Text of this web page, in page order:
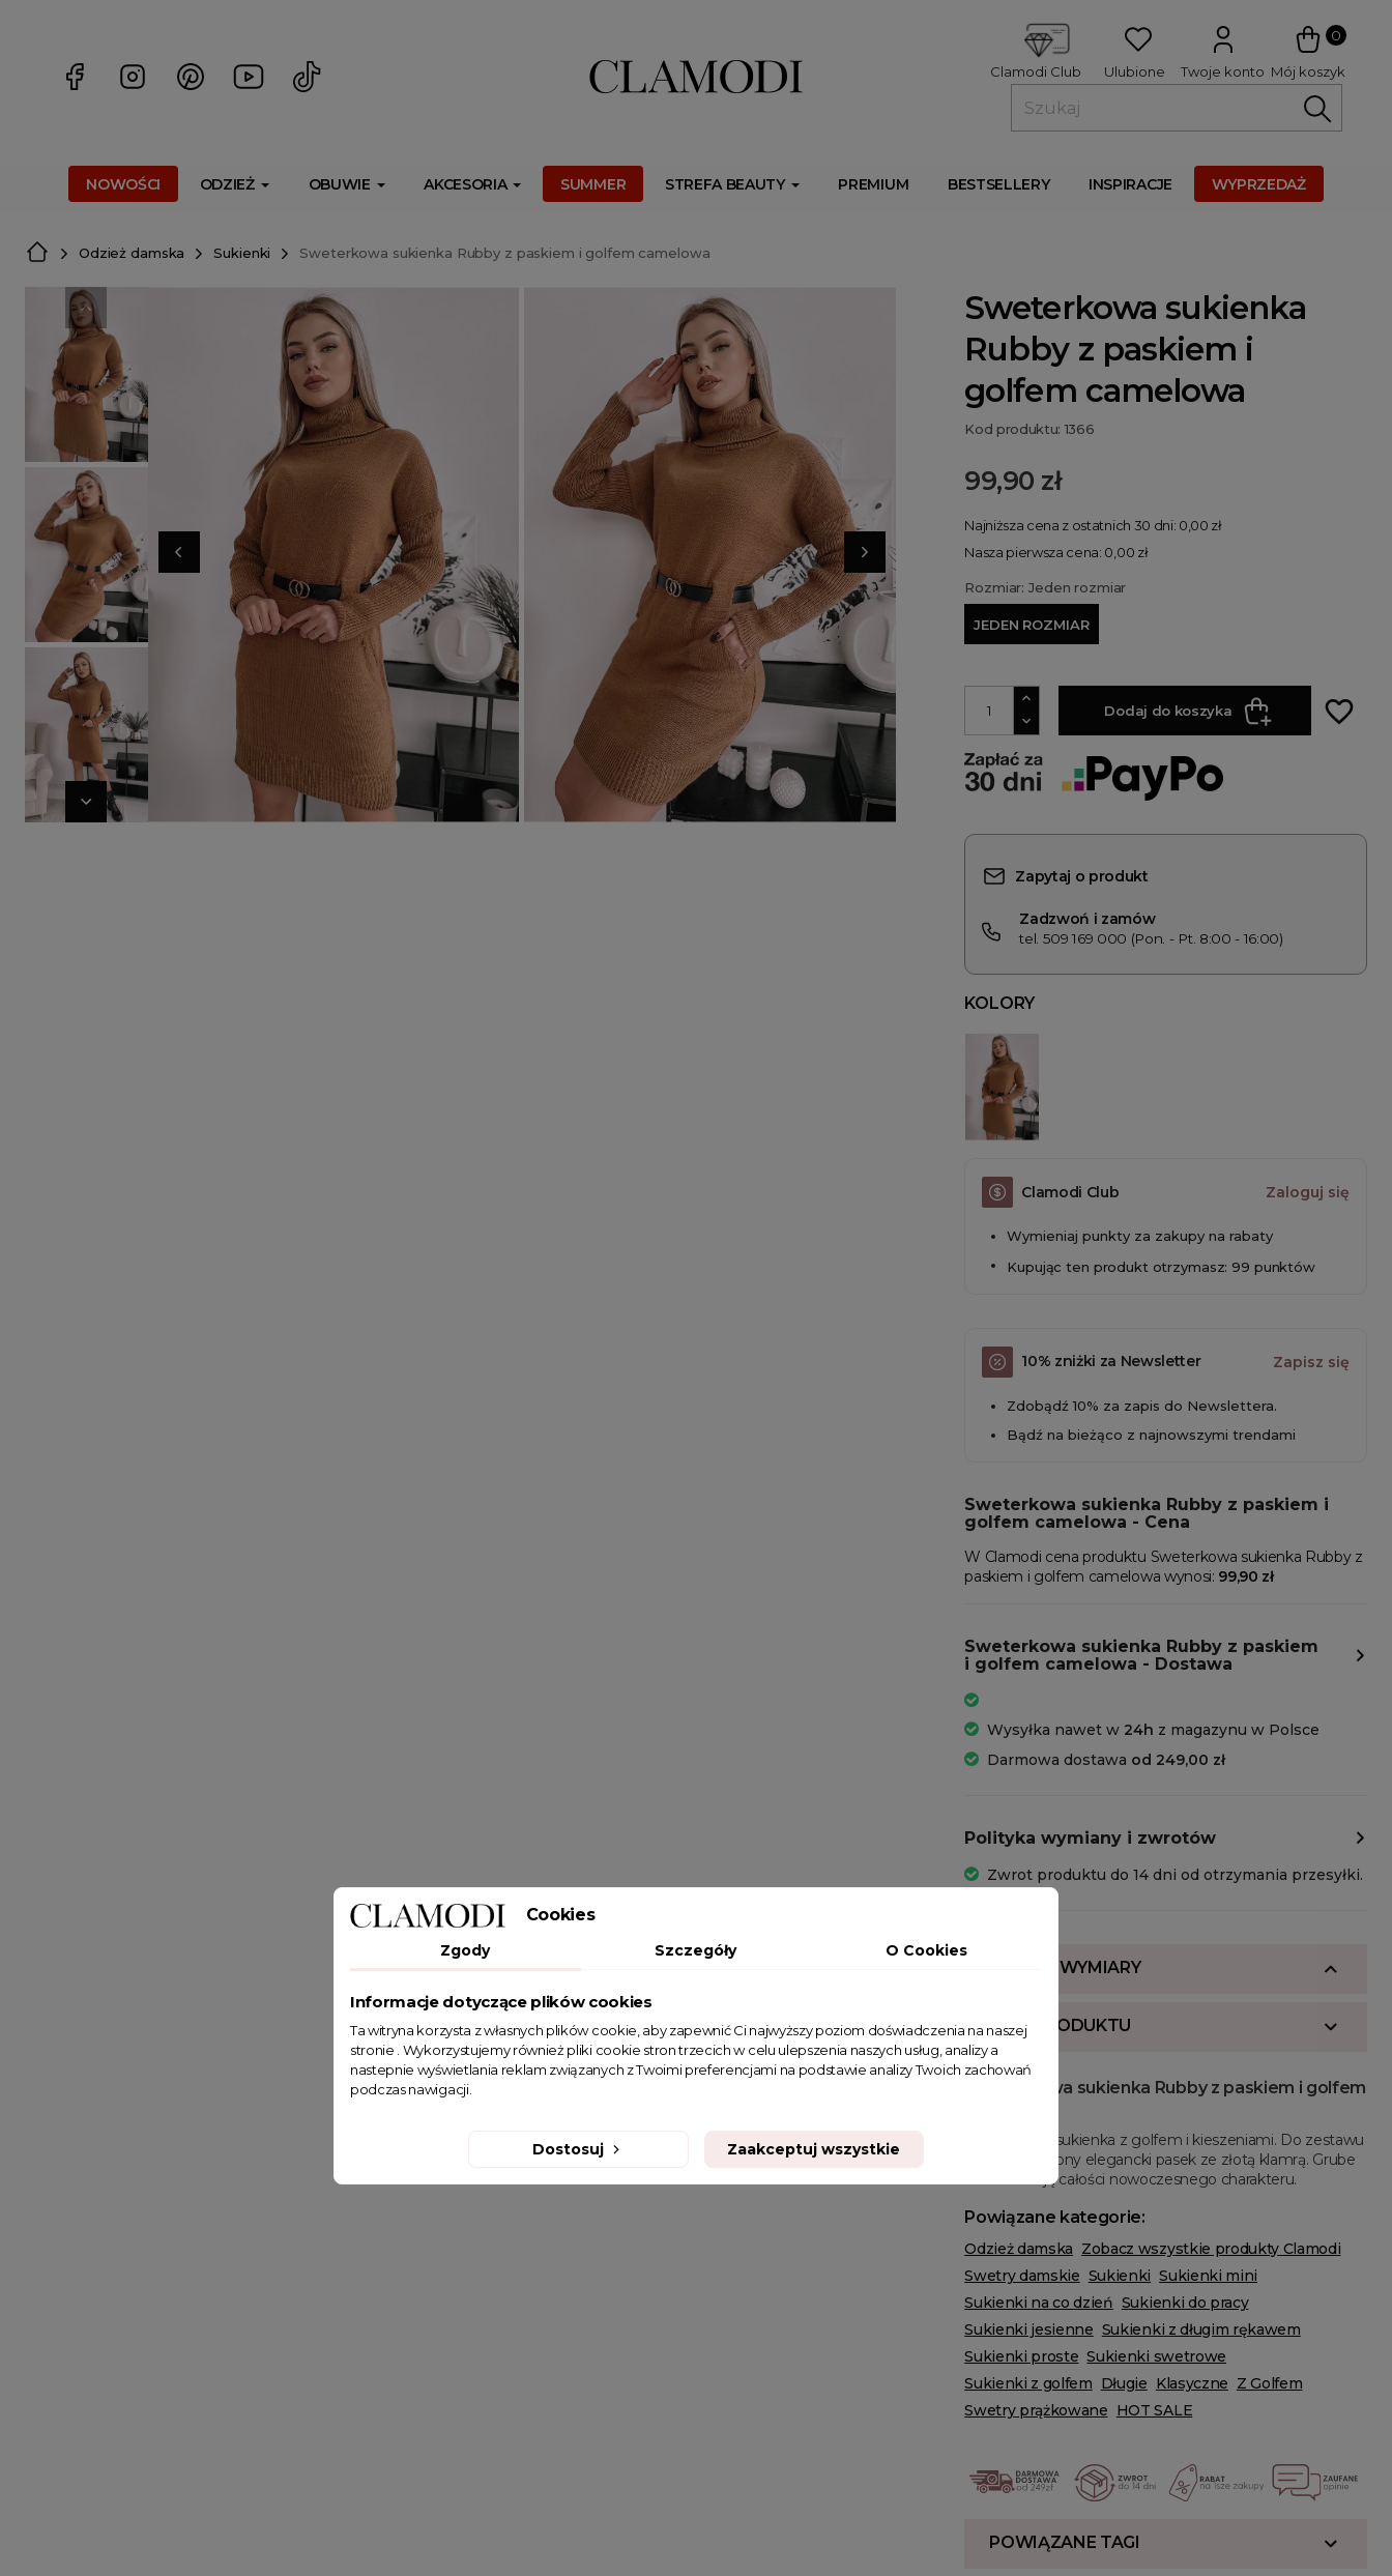
0
Mój koszyk
Twoje konto
Ulubione
Clamodi Club
NOWOŚCI ODZIEŻ OBUWIE AKCESORIA SUMMER STREFA BEAUTY PREMIUM BESTSELLERY INSPIRACJE WYPRZEDAŻ
Odzież damska Sukienki Sweterkowa sukienka Rubby z paskiem i golfem camelowa
Sweterkowa sukienka
Rubby z paskiem i
golfem camelowa
Kod produktu: 1366
99,90 zł
Najniższa cena z ostatnich 30 dni: 0,00 zł
Nasza pierwsza cena: 0,00 zł
Rozmiar: Jeden rozmiar
JEDEN ROZMIAR
Dodaj do koszyka favorite_border
Zapytaj o produkt
Zadzwoń i zamów
tel. 509 169 000 (Pon. - Pt. 8:00 - 16:00)
KOLORY
Clamodi Club Zaloguj się
Wymieniaj punkty za zakupy na rabaty
Kupując ten produkt otrzymasz: 99 punktów
10% zniżki za Newsletter Zapisz się
Zdobądź 10% za zapis do Newslettera.
Bądź na bieżąco z najnowszymi trendami
Sweterkowa sukienka Rubby z paskiem i
golfem camelowa - Cena
W Clamodi cena produktu Sweterkowa sukienka Rubby z
paskiem i golfem camelowa wynosi: 99,90 zł
Sweterkowa sukienka Rubby z paskiem
i golfem camelowa - Dostawa
Wysyłka nawet w 24h z magazynu w Polsce
Darmowa dostawa od 249,00 zł
Polityka wymiany i zwrotów
Zwrot produktu do 14 dni od otrzymania przesyłki.
SKŁAD I WYMIARY
OPIS PRODUKTU
Sweterkowa sukienka Rubby z paskiem i golfem
Sweterkowa sukienka z golfem i kieszeniami. Do zestawu
został dołączony elegancki pasek ze złotą klamrą. Grube
szlufki nadają całości nowoczesnego charakteru.
Powiązane kategorie:
Odzież damska Zobacz wszystkie produkty Clamodi
Swetry damskie Sukienki Sukienki mini
Sukienki na co dzień Sukienki do pracy
Sukienki jesienne Sukienki z długim rękawem
Sukienki proste Sukienki swetrowe
Sukienki z golfem Długie Klasyczne Z Golfem
Swetry prążkowane HOT SALE
POWIĄZANE TAGI
Cookies
Zgody Szczegóły O Cookies
Informacje dotyczące plików cookies
Ta witryna korzysta z własnych plików cookie, aby zapewnić Ci najwyższy poziom doświadczenia na naszej
stronie . Wykorzystujemy również pliki cookie stron trzecich w celu ulepszenia naszych usług, analizy a
nastepnie wyświetlania reklam związanych z Twoimi preferencjami na podstawie analizy Twoich zachowań
podczas nawigacji.
Dostosuj Zaakceptuj wszystkie